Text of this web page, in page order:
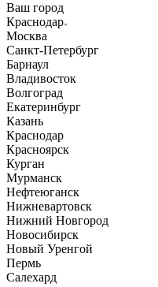
Ваш город
Краснодар
Москва
Санкт-Петербург
Барнаул
Владивосток
Волгоград
Екатеринбург
Казань
Краснодар
Красноярск
Курган
Мурманск
Нефтеюганск
Нижневартовск
Нижний Новгород
Новосибирск
Новый Уренгой
Пермь
Салехард